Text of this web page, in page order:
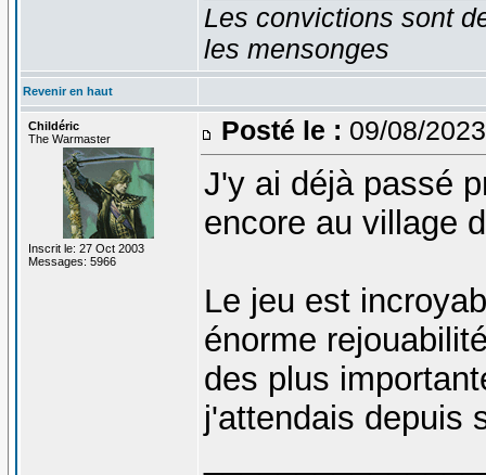
Les convictions sont
les mensonges
Revenir en haut
Childéric
The Warmaster
Inscrit le: 27 Oct 2003
Messages: 5966
Posté le : 09/08/
J'y ai déjà passé
encore au village
Le jeu est
énorme
des plus
j'attendais depuis